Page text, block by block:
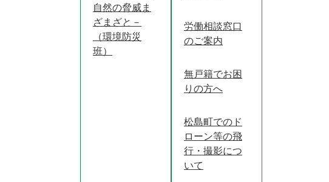
自然の脅威ま
ざまざと－
（環境防災
班）
労働相談窓口
のご案内
無戸籍でお困
りの方へ
松島町でのド
ローン等の飛
行・撮影につ
いて